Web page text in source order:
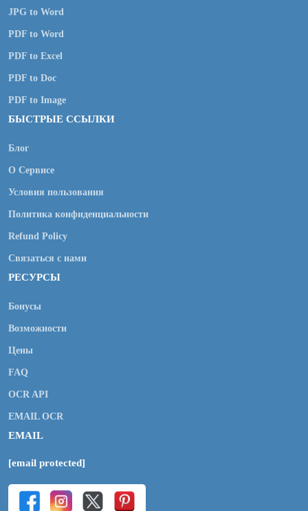
JPG to Word
PDF to Word
PDF to Excel
PDF to Doc
PDF to Image
БЫСТРЫЕ ССЫЛКИ
Блог
О Сервисе
Условия пользования
Политика конфиденциальности
Refund Policy
Связаться с нами
РЕСУРСЫ
Бонусы
Возможности
Цены
FAQ
OCR API
EMAIL OCR
EMAIL
[email protected]